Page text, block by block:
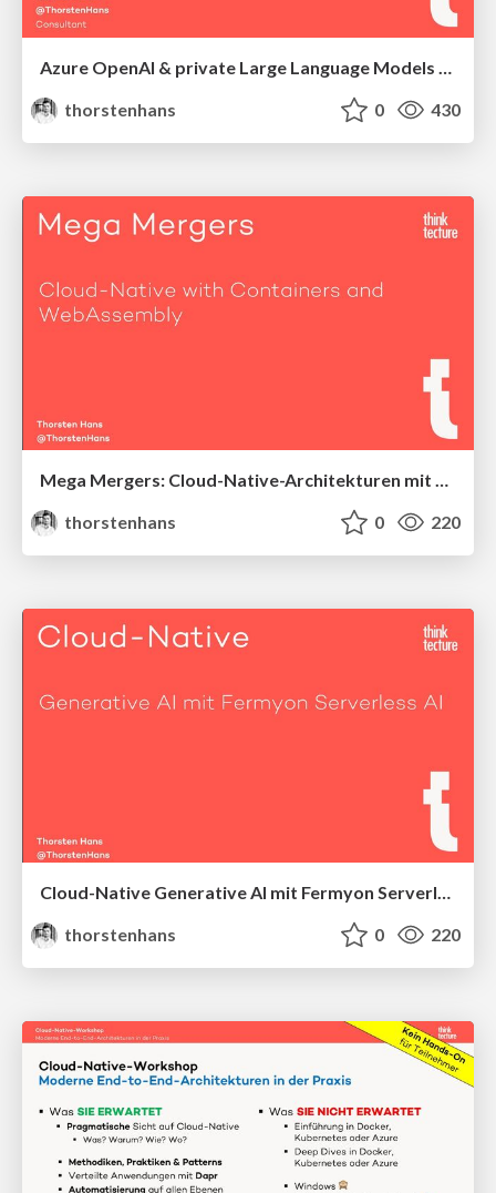
thorstenhans
0 430
Mega Mergers: Cloud-Native-Architekturen mit Containern und WebAssembly
thorstenhans
0 220
Cloud-Native Generative AI mit Fermyon Serverless AI
thorstenhans
0 220